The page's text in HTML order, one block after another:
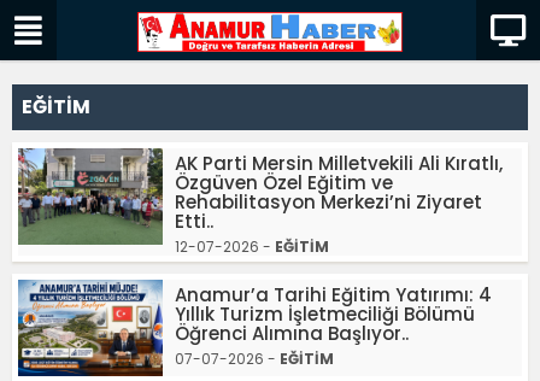
EĞİTİM
AK Parti Mersin Milletvekili Ali Kıratlı,
Özgüven Özel Eğitim ve
Rehabilitasyon Merkezi’ni Ziyaret
Etti..
12-07-2026 - EĞİTİM
Anamur’a Tarihi Eğitim Yatırımı: 4
Yıllık Turizm İşletmeciliği Bölümü
Öğrenci Alımına Başlıyor..
07-07-2026 - EĞİTİM